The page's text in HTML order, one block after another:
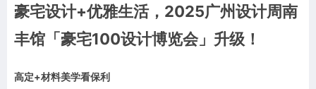
豪宅设计+优雅生活，2025广州设计周南
丰馆「豪宅100设计博览会」升级！
高定+材料美学看保利